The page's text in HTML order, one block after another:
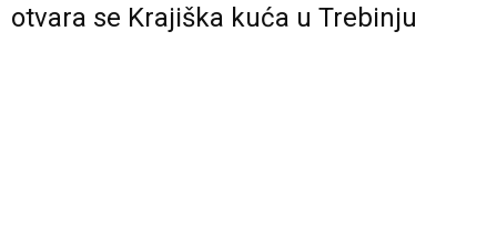
otvara se Krajiška kuća u Trebinju